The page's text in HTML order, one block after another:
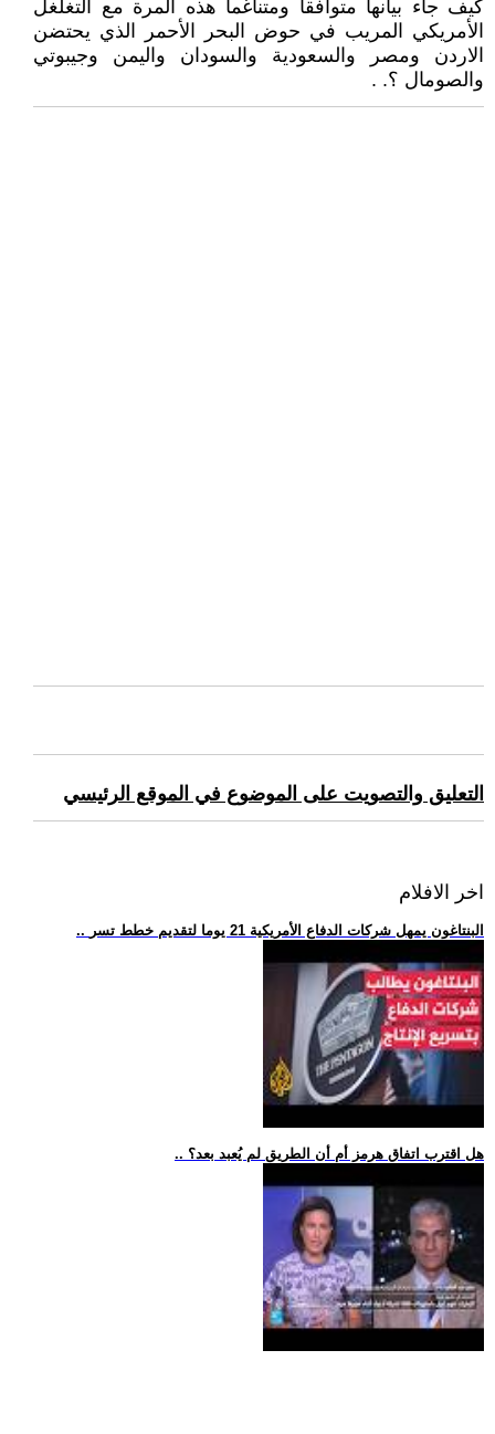
كيف جاء بيانها متوافقا ومتناغما هذه المرة مع التغلغل
الأمريكي المريب في حوض البحر الأحمر الذي يحتضن
الاردن ومصر والسعودية والسودان واليمن وجيبوتي
والصومال ؟. .
التعليق والتصويت على الموضوع في الموقع الرئيسي
اخر الافلام
.. البنتاغون يمهل شركات الدفاع الأمريكية 21 يوما لتقديم خطط تسر
.. هل اقترب اتفاق هرمز أم أن الطريق لم يُعبد بعد؟